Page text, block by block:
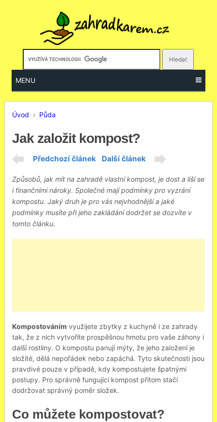
MENU
Úvod › Půda
Jak založit kompost?
Předchozí článek Další článek
Způsobů, jak mít na zahradě vlastní kompost, je dost a liší se
i finančními nároky. Společné mají podmínky pro vyzrání
kompostu. Jaký druh je pro vás nejvhodnější a jaké
podmínky musíte při jeho zakládání dodržet se dozvíte v
tomto článku.
Kompostováním využijete zbytky z kuchyně i ze zahrady
tak, že z nich vytvoříte prospěšnou hmotu pro vaše záhony i
další rostliny. O kompostu panují mýty, že jeho založení je
složité, dělá nepořádek nebo zapáchá. Tyto skutečnosti jsou
pravdivé pouze v případě, kdy kompostujete špatnými
postupy. Pro správně fungující kompost přitom stačí
dodržovat správný poměr složek.
Co můžete kompostovat?